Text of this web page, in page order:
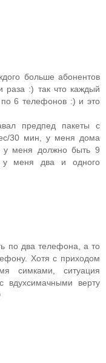
больше абонентов
раза :) так что каждый
6 телефонов :) и это
предпед пакеты с
30 мин, у меня дома
у меня должно быть 9
у меня два и одного
по два телефона, а то
Хотя с приходом
симками, ситуация
верту